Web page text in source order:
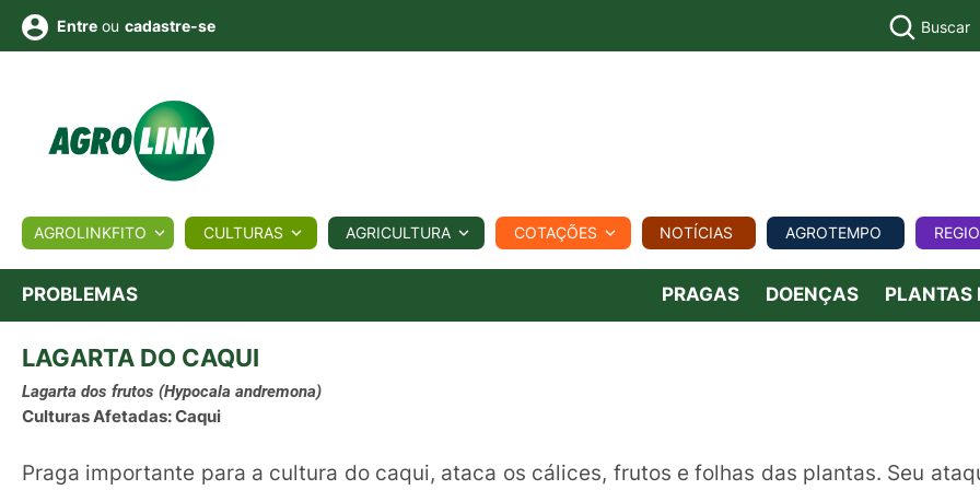
BIOLÓGICOS COTAÇÕES NOTÍCIAS AGROTEMPO REGIONAL COMERCIAL AGROVIAGENS
Conversor Colunistas Eventos
Entre ou cadastre-se Buscar
AGROLINKFITO CULTURAS AGRICULTURA COTAÇÕES NOTÍCIAS AGROTEMPO
PROBLEMAS PRAGAS DOENÇAS PLANTAS
LAGARTA DO CAQUI
Lagarta dos frutos (Hypocala andremona)
Culturas Afetadas: Caqui
Praga importante para a cultura do caqui, ataca os cálices, frutos e folhas das plantas. Seu